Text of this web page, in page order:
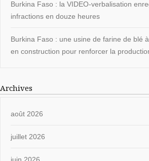
Burkina Faso : la VIDEO-verbalisation
infractions en douze heures
Burkina Faso : une usine de farine de blé
en construction pour renforcer la
Archives
août 2026
juillet 2026